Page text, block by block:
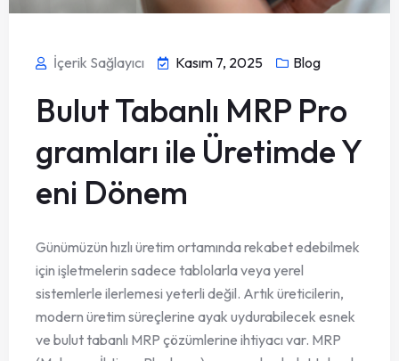
İçerik Sağlayıcı Kasım 7, 2025 Blog
Bulut Tabanlı MRP Pro
gramları ile Üretimde Y
eni Dönem
Günümüzün hızlı üretim ortamında rekabet edebilmek
için işletmelerin sadece tablolarla veya yerel
sistemlerle ilerlemesi yeterli değil. Artık üreticilerin,
modern üretim süreçlerine ayak uydurabilecek esnek
ve bulut tabanlı MRP çözümlerine ihtiyacı var. MRP